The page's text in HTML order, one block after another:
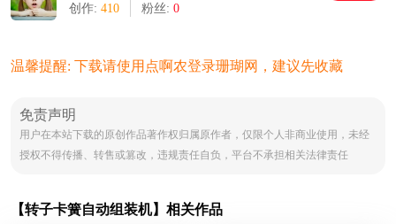
创作: 410 粉丝: 0
温馨提醒: 下载请使用点啊农登录珊瑚网，建议先收藏
免责声明
用户在本站下载的原创作品著作权归属原作者，仅限个人非商业使用，未经
授权不得传播、转售或篡改，违规责任自负，平台不承担相关法律责任
【转子卡簧自动组装机】相关作品